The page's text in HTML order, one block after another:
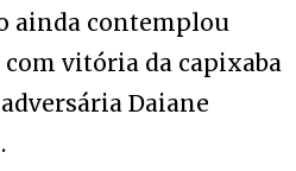
ainda contemplou
vitória da capixaba
Daiane